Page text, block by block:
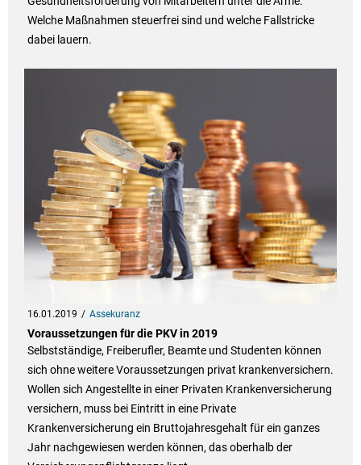
Welche Maßnahmen steuerfrei sind und welche Fallstricke
dabei lauern.
16.01.2019 Assekuranz
Voraussetzungen für die PKV in 2019
Selbstständige, Freiberufler, Beamte und Studenten können
sich ohne weitere Voraussetzungen privat krankenversichern.
Wollen sich Angestellte in einer Privaten Krankenversicherung
versichern, muss bei Eintritt in eine Private
Krankenversicherung ein Bruttojahresgehalt für ein ganzes
Jahr nachgewiesen werden können, das oberhalb der